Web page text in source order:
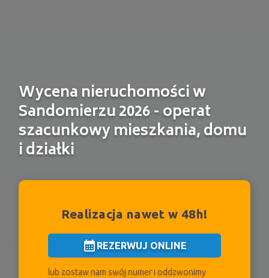
Wycena nieruchomości w
Sandomierzu 2026 - operat
szacunkowy mieszkania, domu
i działki
Realizacja nawet w 48h!
calendar_monthREZERWUJ ONLINE
lub zostaw nam swój numer i oddzwonimy